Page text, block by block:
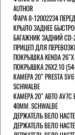
AUTHOR
ФАРА 8-12002234
КРЫЛО ЗАДНЕЕ
БАГАЖНИК ЗАДНИЙ CD-
ПРИЦЕП ДЛЯ
ПОКРЫШКА KENDA 26"Х
ПОКРЫШКА 26X2.10 (54-
КАМЕРА 20" PRESTA
SCHWALBE
КАМЕРА 20" АВТО AV7C
40MM. SCHWALBE
ДЕРЖАТЕЛЬ ВЕЛО
ДЕРЖАТЕЛЬ ВЕЛО